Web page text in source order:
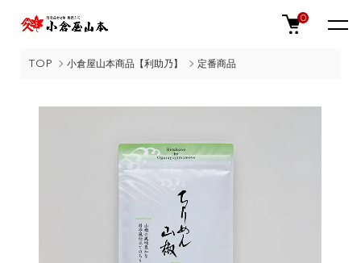
0
TOP 小倉屋山本商品【利助乃】 定番商品